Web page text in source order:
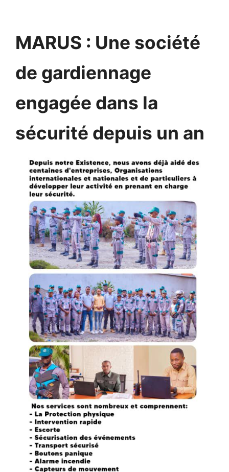
MARUS : Une société
de gardiennage
engagée dans la
sécurité depuis un an